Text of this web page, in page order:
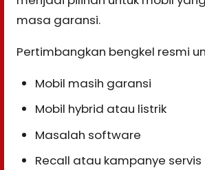
masa garansi.
Pertimbangkan bengkel resmi
Mobil masih garansi
Mobil hybrid atau listrik
Masalah software
Recall atau kampanye servis